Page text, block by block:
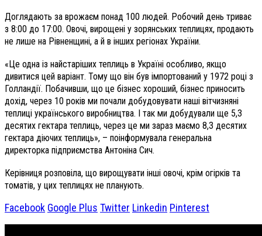
Доглядають за врожаєм понад 100 людей. Робочий день триває
з 8:00 до 17:00. Овочі, вирощені у зорянських теплицях, продають
не лише на Рівненщині, а й в інших регіонах України.
«Це одна із найстаріших теплиць в Україні особливо, якщо
дивитися цей варіант. Тому що він був імпортований у 1972 році з
Голландії. Побачивши, що це бізнес хороший, бізнес приносить
дохід, через 10 років ми почали добудовувати наші вітчизняні
теплиці українського виробництва. І так ми добудували ще 5,3
десятих гектара теплиць, через це ми зараз маємо 8,3 десятих
гектара діючих теплиць», – поінформувала генеральна
директорка підприємства Антоніна Сич.
Керівниця розповіла, що вирощувати інші овочі, крім огірків та
томатів, у цих теплицях не планують.
Facebook Google Plus Twitter Linkedin Pinterest